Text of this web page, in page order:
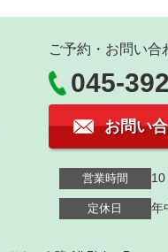
ご予約・お問い合
045-
お問い
営業時間
定休日 年